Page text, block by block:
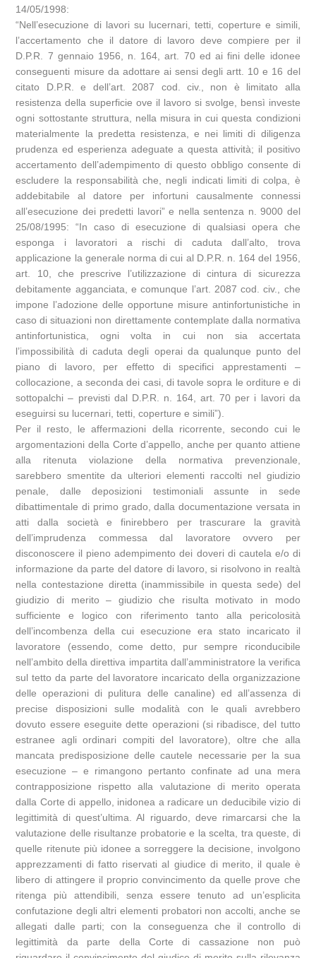
14/05/1998:
“Nell’esecuzione di lavori su lucernari, tetti, coperture e simili,
l’accertamento che il datore di lavoro deve compiere per il
D.P.R. 7 gennaio 1956, n. 164, art. 70 ed ai fini delle idonee
conseguenti misure da adottare ai sensi degli artt. 10 e 16 del
citato D.P.R. e dell’art. 2087 cod. civ., non è limitato alla
resistenza della superficie ove il lavoro si svolge, bensì investe
ogni sottostante struttura, nella misura in cui questa condizioni
materialmente la predetta resistenza, e nei limiti di diligenza
prudenza ed esperienza adeguate a questa attività; il positivo
accertamento dell’adempimento di questo obbligo consente di
escludere la responsabilità che, negli indicati limiti di colpa, è
addebitabile al datore per infortuni causalmente connessi
all’esecuzione dei predetti lavori” e nella sentenza n. 9000 del
25/08/1995: “In caso di esecuzione di qualsiasi opera che
esponga i lavoratori a rischi di caduta dall’alto, trova
applicazione la generale norma di cui al D.P.R. n. 164 del 1956,
art. 10, che prescrive l’utilizzazione di cintura di sicurezza
debitamente agganciata, e comunque l’art. 2087 cod. civ., che
impone l’adozione delle opportune misure antinfortunistiche in
caso di situazioni non direttamente contemplate dalla normativa
antinfortunistica, ogni volta in cui non sia accertata
l’impossibilità di caduta degli operai da qualunque punto del
piano di lavoro, per effetto di specifici apprestamenti –
collocazione, a seconda dei casi, di tavole sopra le orditure e di
sottopalchi – previsti dal D.P.R. n. 164, art. 70 per i lavori da
eseguirsi su lucernari, tetti, coperture e simili”).
Per il resto, le affermazioni della ricorrente, secondo cui le
argomentazioni della Corte d’appello, anche per quanto attiene
alla ritenuta violazione della normativa prevenzionale,
sarebbero smentite da ulteriori elementi raccolti nel giudizio
penale, dalle deposizioni testimoniali assunte in sede
dibattimentale di primo grado, dalla documentazione versata in
atti dalla società e finirebbero per trascurare la gravità
dell’imprudenza commessa dal lavoratore ovvero per
disconoscere il pieno adempimento dei doveri di cautela e/o di
informazione da parte del datore di lavoro, si risolvono in realtà
nella contestazione diretta (inammissibile in questa sede) del
giudizio di merito – giudizio che risulta motivato in modo
sufficiente e logico con riferimento tanto alla pericolosità
dell’incombenza della cui esecuzione era stato incaricato il
lavoratore (essendo, come detto, pur sempre riconducibile
nell’ambito della direttiva impartita dall’amministratore la verifica
sul tetto da parte del lavoratore incaricato della organizzazione
delle operazioni di pulitura delle canaline) ed all’assenza di
precise disposizioni sulle modalità con le quali avrebbero
dovuto essere eseguite dette operazioni (si ribadisce, del tutto
estranee agli ordinari compiti del lavoratore), oltre che alla
mancata predisposizione delle cautele necessarie per la sua
esecuzione – e rimangono pertanto confinate ad una mera
contrapposizione rispetto alla valutazione di merito operata
dalla Corte di appello, inidonea a radicare un deducibile vizio di
legittimità di quest’ultima. Al riguardo, deve rimarcarsi che la
valutazione delle risultanze probatorie e la scelta, tra queste, di
quelle ritenute più idonee a sorreggere la decisione, involgono
apprezzamenti di fatto riservati al giudice di merito, il quale è
libero di attingere il proprio convincimento da quelle prove che
ritenga più attendibili, senza essere tenuto ad un’esplicita
confutazione degli altri elementi probatori non accolti, anche se
allegati dalle parti; con la conseguenza che il controllo di
legittimità da parte della Corte di cassazione non può